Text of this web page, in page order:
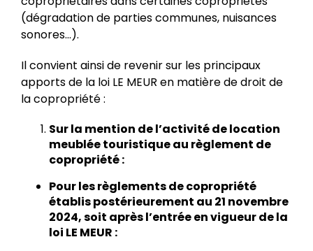
(dégradation de parties communes, nuisances
sonores…).
Il convient ainsi de revenir sur les principaux
apports de la loi LE MEUR en matière de droit de
la copropriété :
Sur la mention de l’activité de location
meublée touristique au règlement de
copropriété :
Pour les règlements de copropriété
établis postérieurement au 21 novembre
2024, soit après l’entrée en vigueur de la
loi LE MEUR :